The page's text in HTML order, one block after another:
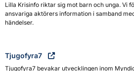
Lilla Krisinfo riktar sig mot barn och unga. Vi
ansvariga aktörers information i samband
händelser.
Tjugofyra7
Tjugofyra7 bevakar utvecklingen inom